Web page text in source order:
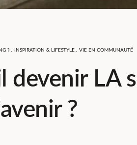
? , INSPIRATION & LIFESTYLE , VIE EN COMMUNAUTÉ
devenir LA
?